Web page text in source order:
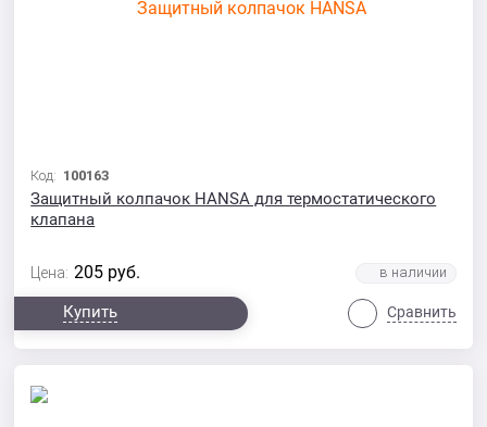
Код: 100163
Защитный колпачок HANSA для термостатического
клапана
Цена: 205 руб.
Купить Сравнить